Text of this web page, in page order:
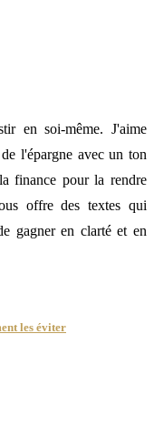
en soi-même. J'aime
l'épargne avec un ton
finance pour la rendre
offre des textes qui
gagner en clarté et en
les éviter